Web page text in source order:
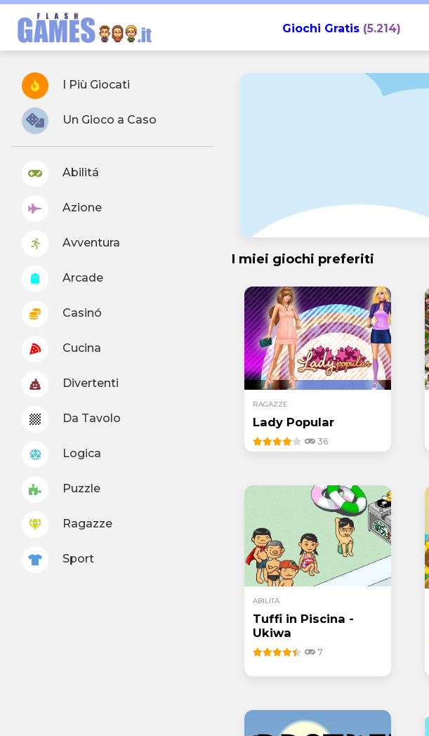
Giochi Gratis(5.214)
I Più Giocati
Un Gioco a Caso
Abilitá
Azione
Avventura
Arcade
Casinó
Cucina
Divertenti
Da Tavolo
Logica
Puzzle
Ragazze
Sport
I miei giochi preferiti
RAGAZZE
Lady Popular
36
ABILITÀ
Tuffi in Piscina -
Ukiwa
7